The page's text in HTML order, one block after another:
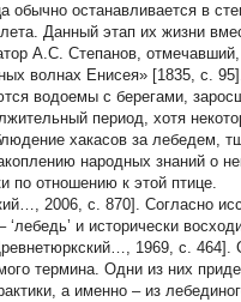
обычно останавливается в
Данный этап их жизни
А.С. Степанов,
волнах Енисея» [1835, с.
водоемы с берегами,
период, хотя
хакасов за лебедем,
народных знаний о
по отношению к этой птице.
2006, с. 870]. Согласно
‘лебедь’ и исторически
1969, с. 464].
термина. Одни из них
а именно – из